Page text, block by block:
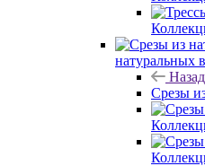
натуральных
Назад
Срезы